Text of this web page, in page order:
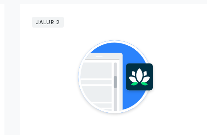
JALUR 2